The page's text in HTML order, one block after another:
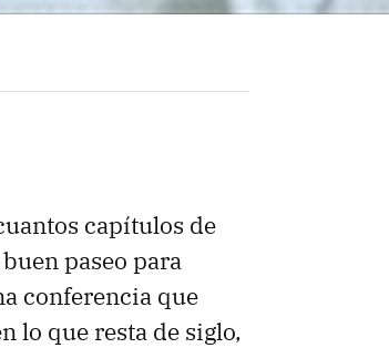
capítulos de
paseo para
conferencia que
lo que resta de siglo,